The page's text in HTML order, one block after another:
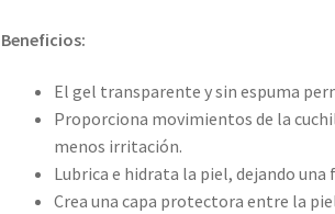
Beneficios:
El gel transparente y sin espuma
Proporciona movimientos de la
menos irritación.
Lubrica e hidrata la piel, dejando
Crea una capa protectora entre la